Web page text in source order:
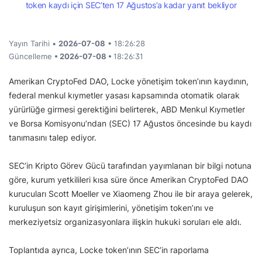
token kaydı için SEC’ten 17 Ağustos’a kadar yanıt bekliyor
Yayın Tarihi • 2026-07-08 • 18:26:28
Güncelleme • 2026-07-08 • 18:26:31
Amerikan CryptoFed DAO, Locke yönetişim token’ının kaydının,
federal menkul kıymetler yasası kapsamında otomatik olarak
yürürlüğe girmesi gerektiğini belirterek, ABD Menkul Kıymetler
ve Borsa Komisyonu’ndan (SEC) 17 Ağustos öncesinde bu kaydı
tanımasını talep ediyor.
SEC’in Kripto Görev Gücü tarafından yayımlanan bir bilgi notuna
göre, kurum yetkilileri kısa süre önce Amerikan CryptoFed DAO
kurucuları Scott Moeller ve Xiaomeng Zhou ile bir araya gelerek,
kuruluşun son kayıt girişimlerini, yönetişim token’ını ve
merkeziyetsiz organizasyonlara ilişkin hukuki soruları ele aldı.
Toplantıda ayrıca, Locke token’ının SEC’in raporlama